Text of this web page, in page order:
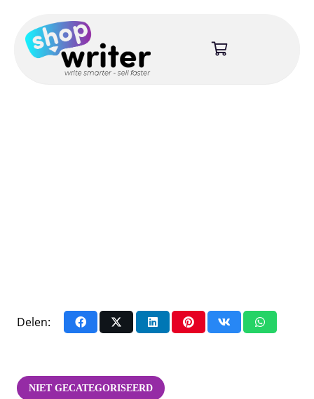
Delen:
NIET GECATEGORISEERD